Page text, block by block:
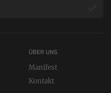
ÜBER UNS
Manifest
Kontakt